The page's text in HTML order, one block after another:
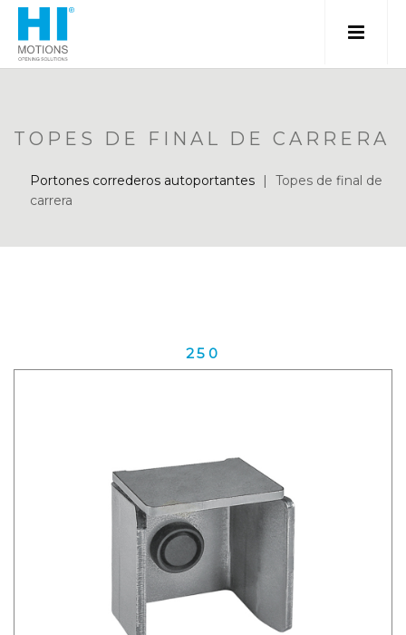
TOPES DE FINAL DE CARRERA
Portones correderos autoportantes |
Topes de final de
carrera
250